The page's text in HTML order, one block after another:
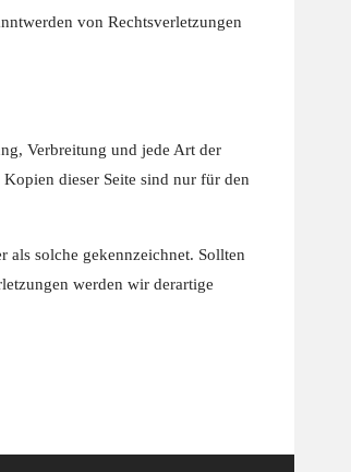
von Rechtsverletzungen
Verbreitung und jede Art der
dieser Seite sind nur für den
als solche gekennzeichnet. Sollten
werden wir derartige